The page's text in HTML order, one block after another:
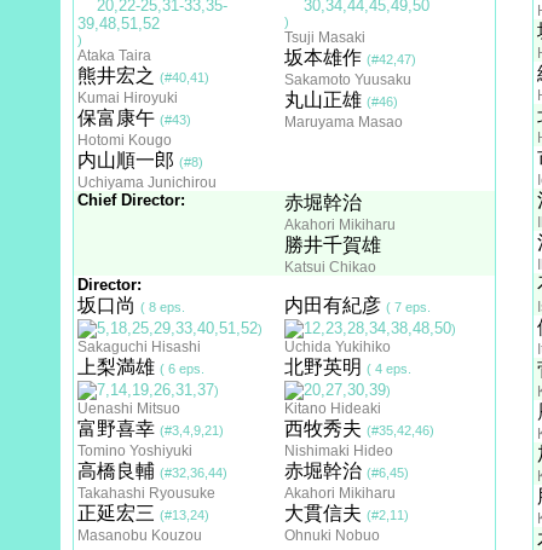
)
Ataka Taira
熊井宏之 (#40,41)
Kumai Hiroyuki
保富康午 (#43)
Hotomi Kougo
内山順一郎 (#8)
Uchiyama Junichirou
)
Tsuji Masaki
坂本雄作 (#42,47)
Sakamoto Yuusaku
丸山正雄 (#46)
Maruyama Masao
Chief Director: 赤堀幹治
Akahori Mikiharu
勝井千賀雄
Katsui Chikao
Director:
坂口尚 ( 8 eps.
)
Sakaguchi Hisashi
上梨満雄 ( 6 eps.
)
Uenashi Mitsuo
富野喜幸 (#3,4,9,21)
Tomino Yoshiyuki
高橋良輔 (#32,36,44)
Takahashi Ryousuke
正延宏三 (#13,24)
Masanobu Kouzou
内田有紀彦 ( 7 eps.
)
Uchida Yukihiko
北野英明 ( 4 eps.
)
Kitano Hideaki
西牧秀夫 (#35,42,46)
Nishimaki Hideo
赤堀幹治 (#6,45)
Akahori Mikiharu
大貫信夫 (#2,11)
Ohnuki Nobuo